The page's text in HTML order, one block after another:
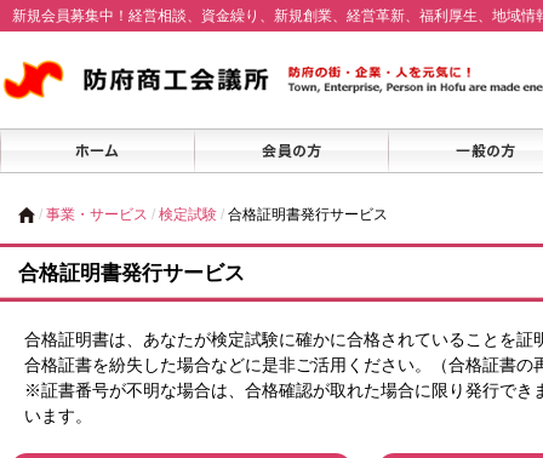
新規会員募集中！経営相談、資金繰り、新規創業、経営革新、福利厚生、地域
/ 事業・サービス / 検定試験 / 合格証明書発行サービス
合格証明書発行サービス
合格証明書は、あなたが検定試験に確かに合格されていることを証
合格証書を紛失した場合などに是非ご活用ください。（合格証書の
※証書番号が不明な場合は、合格確認が取れた場合に限り発行で
います。